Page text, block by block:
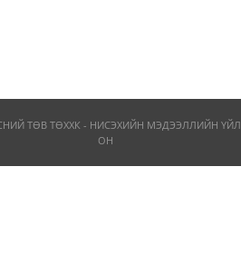
ТӨВ ТӨХХК - НИСЭХИЙН МЭДЭЭЛЛИЙН
ОН